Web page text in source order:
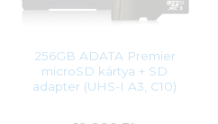
256GB ADATA Premier
microSD kártya + SD
adapter (UHS-I A3, C10)